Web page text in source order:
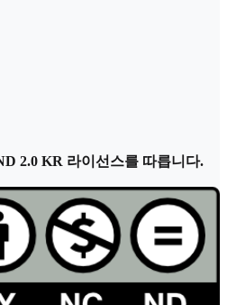
2.0 KR 라이선스를 따릅니다.